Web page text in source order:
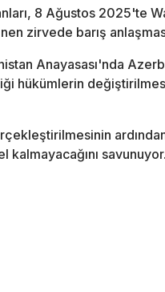
8 Ağustos 2025'te
zirvede barış
Anayasası'nda
hükümlerin
ardından
kalmayacağını savunuyor.